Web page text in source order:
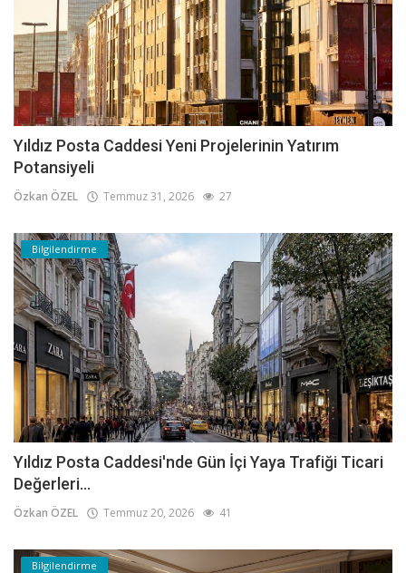
Yıldız Posta Caddesi Yeni Projelerinin Yatırım
Potansiyeli
Özkan ÖZEL Temmuz 31, 2026 27
Bilgilendirme
Yıldız Posta Caddesi'nde Gün İçi Yaya Trafiği Ticari
Değerleri...
Özkan ÖZEL Temmuz 20, 2026 41
Bilgilendirme